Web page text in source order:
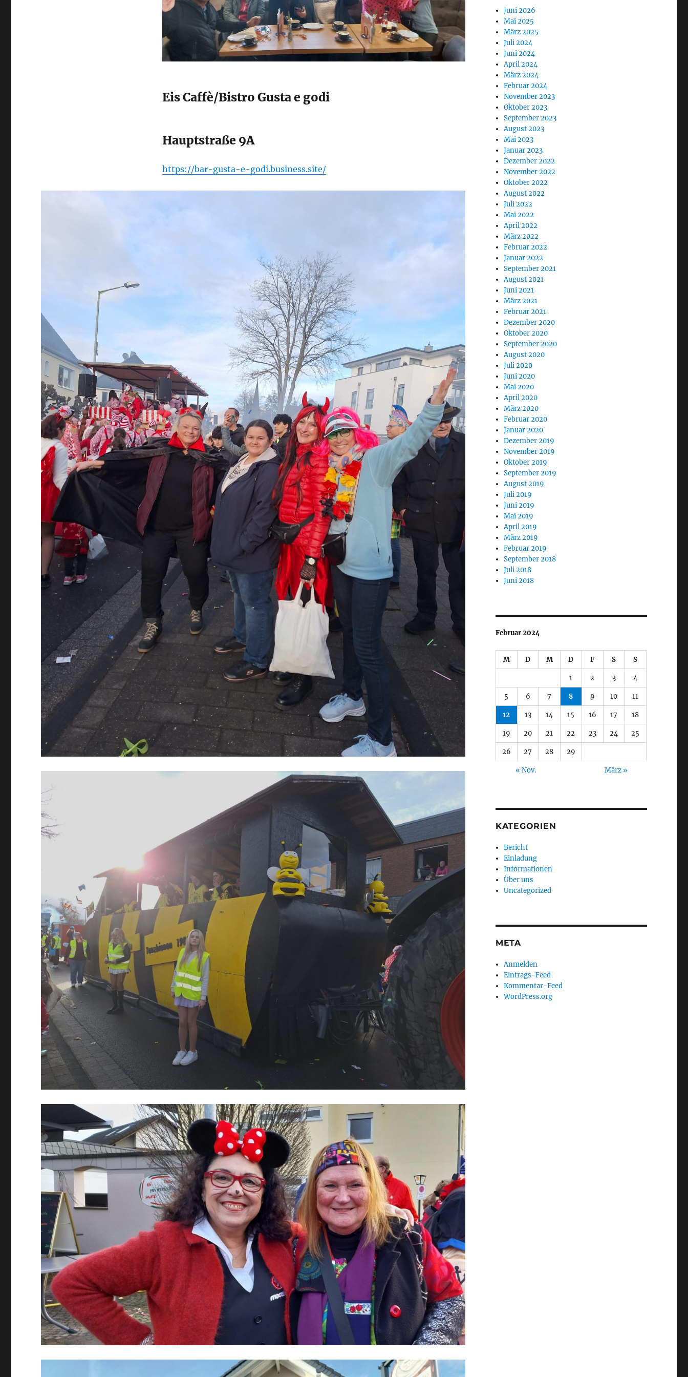
Eis Caffè/Bistro Gusta e godi
Hauptstraße 9A
https://bar-gusta-e-godi.business.site/
Juni 2026
Mai 2025
März 2025
Juli 2024
Juni 2024
April 2024
März 2024
Februar 2024
November 2023
Oktober 2023
September 2023
August 2023
Mai 2023
Januar 2023
Dezember 2022
November 2022
Oktober 2022
August 2022
Juli 2022
Mai 2022
April 2022
März 2022
Februar 2022
Januar 2022
September 2021
August 2021
Juni 2021
März 2021
Februar 2021
Dezember 2020
Oktober 2020
September 2020
August 2020
Juli 2020
Juni 2020
Mai 2020
April 2020
März 2020
Februar 2020
Januar 2020
Dezember 2019
November 2019
Oktober 2019
September 2019
August 2019
Juli 2019
Juni 2019
Mai 2019
April 2019
März 2019
Februar 2019
September 2018
Juli 2018
Juni 2018
Februar 2024
M D M D F S S
1 2 3 4
5 6 7 8 9 10 11
12 13 14 15 16 17 18
19 20 21 22 23 24 25
26 27 28 29
« Nov. März »
KATEGORIEN
Bericht
Einladung
Informationen
Über uns
Uncategorized
META
Anmelden
Eintrags-Feed
Kommentar-Feed
WordPress.org